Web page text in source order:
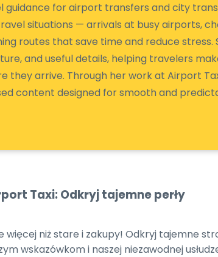
guidance for airport transfers and city
situations — arrivals at busy airports,
routes that save time and reduce stress.
and useful details, helping travelers
they arrive. Through her work at Airport
content designed for smooth and
Taxi: Odkryj tajemne perły
więcej niż stare i zakupy! Odkryj tajemne
wskazówkom i naszej niezawodnej